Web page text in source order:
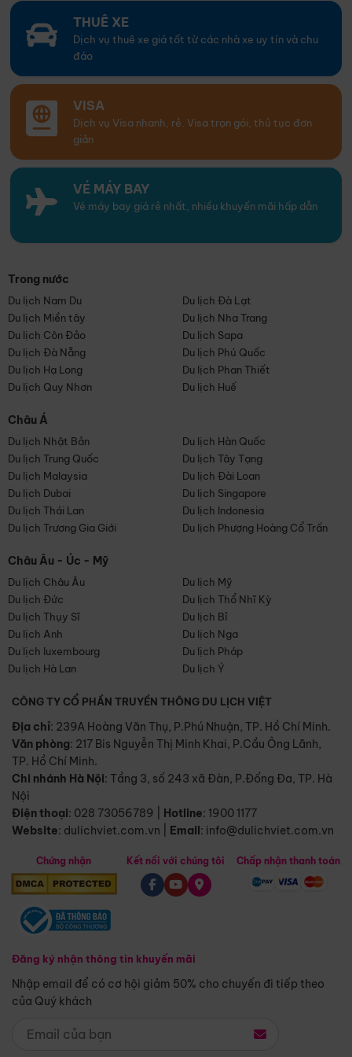
THUÊ XE
Dịch vụ thuê xe giá tốt từ các nhà xe uy tín và chu
đáo
VISA
Dịch vụ Visa nhanh, rẻ. Visa trọn gói, thủ tục đơn
giản
VÉ MÁY BAY
Vé máy bay giá rẻ nhất, nhiều khuyến mãi hấp dẫn
Trong nước
Du lịch Nam Du
Du lịch Đà Lạt
Du lịch Miền tây
Du lịch Nha Trang
Du lịch Côn Đảo
Du lịch Sapa
Du lịch Đà Nẵng
Du lịch Phú Quốc
Du lịch Hạ Long
Du lịch Phan Thiết
Du lịch Quy Nhơn
Du lịch Huế
Châu Á
Du lịch Nhật Bản
Du lịch Hàn Quốc
Du lịch Trung Quốc
Du lịch Tây Tạng
Du lịch Malaysia
Du lịch Đài Loan
Du lịch Dubai
Du lịch Singapore
Du lịch Thái Lan
Du lịch Indonesia
Du lịch Trương Gia Giới
Du lịch Phượng Hoàng Cổ Trấn
Châu Âu - Úc - Mỹ
Du lịch Châu Âu
Du lịch Mỹ
Du lịch Đức
Du lịch Thổ Nhĩ Kỳ
Du lịch Thụy Sĩ
Du lịch Bỉ
Du lịch Anh
Du lịch Nga
Du lịch luxembourg
Du lịch Pháp
Du lịch Hà Lan
Du lịch Ý
CÔNG TY CỔ PHẦN TRUYỀN THÔNG DU LỊCH VIỆT
Địa chỉ: 239A Hoàng Văn Thụ, P.Phú Nhuận, TP. Hồ Chí Minh.
Văn phòng: 217 Bis Nguyễn Thị Minh Khai, P.Cầu Ông Lãnh,
TP. Hồ Chí Minh.
Chi nhánh Hà Nội: Tầng 3, số 243 xã Đàn, P.Đống Đa, TP. Hà
Nội
Điện thoại: 028 73056789 Hotline: 1900 1177
Website: dulichviet.com.vn Email: info@dulichviet.com.vn
Chứng nhận
Đăng ký nhận thông tin khuyến mãi
Nhập email để có cơ hội giảm 50% cho chuyến đi tiếp theo
của Quý khách
Kết nối với chúng tôi Chấp nhận thanh toán